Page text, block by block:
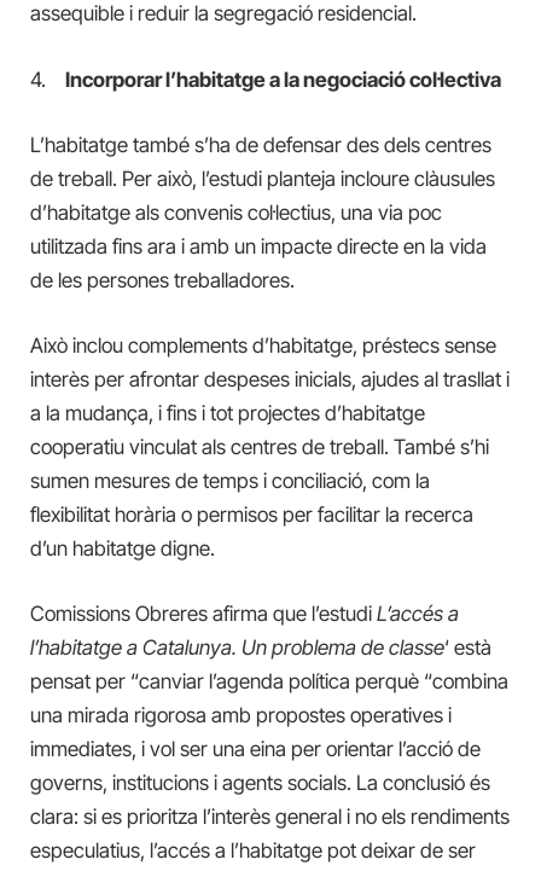
assequible i reduir la segregació residencial.
4. Incorporar l’habitatge a la negociació col·lectiva
L’habitatge també s’ha de defensar des dels centres
de treball. Per això, l’estudi planteja incloure clàusules
d’habitatge als convenis col·lectius, una via poc
utilitzada fins ara i amb un impacte directe en la vida
de les persones treballadores.
Això inclou complements d’habitatge, préstecs sense
interès per afrontar despeses inicials, ajudes al trasllat i
a la mudança, i fins i tot projectes d’habitatge
cooperatiu vinculat als centres de treball. També s’hi
sumen mesures de temps i conciliació, com la
flexibilitat horària o permisos per facilitar la recerca
d’un habitatge digne.
Comissions Obreres afirma que l’estudi L’accés a
l’habitatge a Catalunya. Un problema de classe‘ està
pensat per “canviar l’agenda política perquè “combina
una mirada rigorosa amb propostes operatives i
immediates, i vol ser una eina per orientar l’acció de
governs, institucions i agents socials. La conclusió és
clara: si es prioritza l’interès general i no els rendiments
especulatius, l’accés a l’habitatge pot deixar de ser